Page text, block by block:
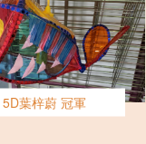
5D葉梓蔚 冠軍